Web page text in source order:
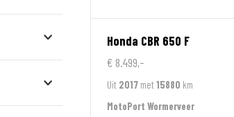
Honda CBR 650 F
€ 8.499,-
Uit 2017met 15880 km
MotoPort Wormerveer